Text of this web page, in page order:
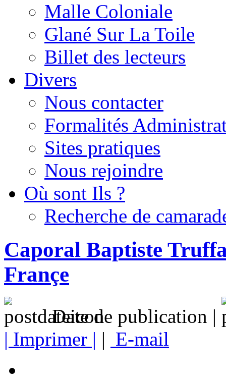
Malle Coloniale
Glané Sur La Toile
Billet des lecteurs
Divers
Nous contacter
Formalités
Sites pratiques
Nous rejoindre
Où sont Ils ?
Recherche de
Caporal Baptiste
Françe
Date de publication |
| Imprimer | | E-mail